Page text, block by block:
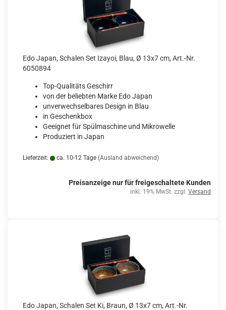
Edo Japan, Schalen Set Izayoi, Blau, Ø 13x7 cm, Art.-Nr.
6050894
Top-Qualitäts Geschirr
von der beliebten Marke Edo Japan
unverwechselbares Design in Blau
in Geschenkbox
Geeignet für Spülmaschine und Mikrowelle
Produziert in Japan
Lieferzeit: ca. 10-12 Tage (Ausland abweichend)
Preisanzeige nur für freigeschaltete Kunden
inkl. 19% MwSt. zzgl. Versand
Edo Japan, Schalen Set Ki, Braun, Ø 13x7 cm, Art.-Nr.